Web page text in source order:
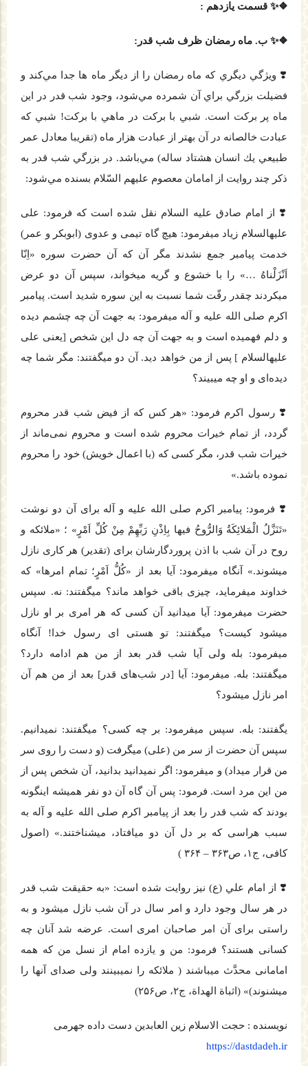
❖✨ قسمت یازدهم :
❖✨ ب. ماه رمضان ظرف شب قدر:
❣️ ويژگي ديگري كه ماه رمضان را از ديگر ماه ها جدا مي‌كند و
فضيلت بزرگي براي آن شمرده مي‌شود، وجود شب قدر در اين
ماه پر بركت است. شبي با بركت در ماهي با بركت! شبي كه
عبادت خالصانه در آن بهتر از عبادت هزار ماه (تقريبا معادل عمر
طبيعي يك انسان هشتاد ساله) مي‌باشد. در بزرگي شب قدر به
ذكر چند روايت از امامان معصوم علیهم السّلام بسنده مي‌شود:
❣️ از امام صادق علیه ‏السلام نقل شده است كه فرمود: علی
علیه‏السلام زیاد می‏فرمود: هیچ‏ گاه تیمی و عدوی (ابوبكر و عمر)
خدمت پیامبر جمع نشدند مگر آن كه آن حضرت سوره «اِنّا
اَنْزَلْناهُ …» را با خشوع و گریه می‏خواند، سپس آن دو عرض
می‏كردند چقدر رقّت شما نسبت به این سوره شدید است. پیامبر
اكرم صلی ‏الله ‏علیه ‏و ‏آله می‏فرمود: به جهت آن چه چشمم دیده
و دلم فهمیده است و به جهت آن چه دل این شخص [یعنی علی
علیه‏السلام ] پس از من خواهد دید. آن دو می‏گفتند: مگر شما چه
دیده‌‏ای و او چه می‏بیند؟
❣️ رسول اكرم فرمود: «هر كس كه از فیض شب قدر محروم
گردد، از تمام خیرات محروم شده است و محروم نمی‌‌ماند از
خیرات شب قدر، مگر كسی كه (با اعمال خویش) خود را محروم
نموده باشد.»
❣️ فرمود: پیامبر اكرم صلی ‏الله‏ علیه ‏و ‏آله برای آن دو نوشت
«تَنَزَّلُ الْمَلائِكَةُ وَالرُّوحُ فیها بِاِذْنِ رَبِّهِمْ مِنْ كُلِّ اَمْرٍ» ؛ «ملائكه و
روح در آن شب با اذن پروردگارشان برای (تقدیر) هر كاری نازل
می‏شوند.» آن‏گاه می‏فرمود: آیا بعد از «كُلُّ اَمْرٍ؛ تمام امرها» كه
خداوند می‏فرماید، چیزی باقی خواهد ماند؟ می‏گفتند: نه. سپس
حضرت می‏فرمود: آیا می‏دانید آن كسی كه هر امری بر او نازل
می‏شود كیست؟ می‏گفتند: تو هستی ای رسول خدا! آن‏گاه
می‏فرمود: بله ولی آیا شب قدر بعد از من هم ادامه دارد؟
می‏گفتند: بله. می‏فرمود: آیا [در شب‌های قدر] بعد از من هم آن
امر نازل می‏شود؟
ی‏گفتند: بله. سپس می‏فرمود: بر چه كسی؟ می‏گفتند: نمی‏دانیم.
سپس آن حضرت از سر من (علی) می‏گرفت (و دست را روی سر
من قرار می‏داد) و می‏فرمود: اگر نمی‏دانید بدانید، آن شخص پس از
من این مرد است. فرمود: پس آن گاه آن دو نفر همیشه این‏گونه
بودند كه شب قدر را بعد از پیامبر اكرم صلی ‏الله‏ علیه ‏و ‏آله به
سبب هراسی كه بر دل آن دو می‏افتاد، می‏شناختند.» (اصول
كافی، ج۱، ص۳۶۳ – ۳۶۴ )
❣️ از امام علي (ع) نيز روايت شده است: «به حقیقت شب قدر
در هر سال وجود دارد و امر سال در آن شب نازل می‏شود و به
راستی برای آن امر صاحبان امری است. عرضه شد آنان چه
كسانی هستند؟ فرمود: من و یازده امام از نسل من كه همه
امامانی محدَّث می‏باشند ( ملائكه را نمی‏بینند ولی صدای آنها را
می‏شنوند)» (اثباة الهداة، ج۲، ص۲۵۶)
نویسنده : حجت الاسلام زین العابدین دست داده جهرمی
https://dastdadeh.ir